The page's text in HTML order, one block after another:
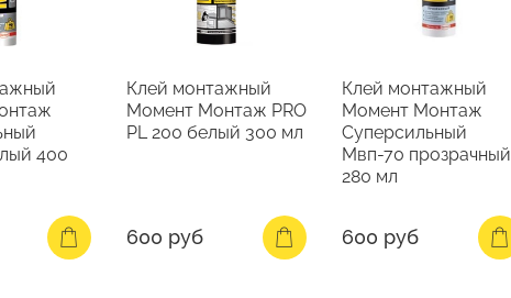
400
Клей монтажный
Момент Монтаж PRO
PL 200 белый 300 мл
600 руб
Клей монтажный
Момент Монтаж
Суперсильный
Мвп-70 прозрачный
280 мл
600 руб